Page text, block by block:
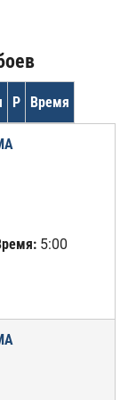
Р Время
5:00